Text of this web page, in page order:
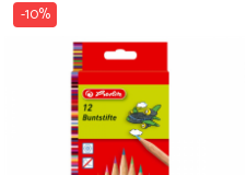
-10%